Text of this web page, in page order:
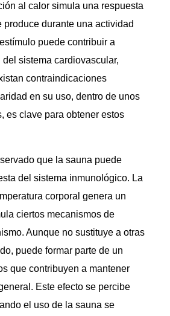
al calor simula una respuesta
produce durante una actividad
puede contribuir a
sistema cardiovascular,
contraindicaciones
en su uso, dentro de unos
es clave para obtener estos
que la sauna puede
del sistema inmunológico. La
corporal genera un
ciertos mecanismos de
Aunque no sustituye a otras
puede formar parte de un
que contribuyen a mantener
Este efecto se percibe
el uso de la sauna se